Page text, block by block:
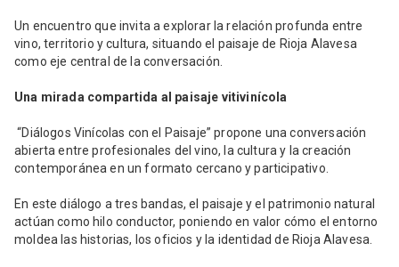
Un encuentro que invita a explorar la relación profunda entre
vino, territorio y cultura, situando el paisaje de Rioja Alavesa
como eje central de la conversación.
Una mirada compartida al paisaje vitivinícola
“Diálogos Vinícolas con el Paisaje” propone una conversación
abierta entre profesionales del vino, la cultura y la creación
contemporánea en un formato cercano y participativo.
En este diálogo a tres bandas, el paisaje y el patrimonio natural
actúan como hilo conductor, poniendo en valor cómo el entorno
moldea las historias, los oficios y la identidad de Rioja Alavesa.